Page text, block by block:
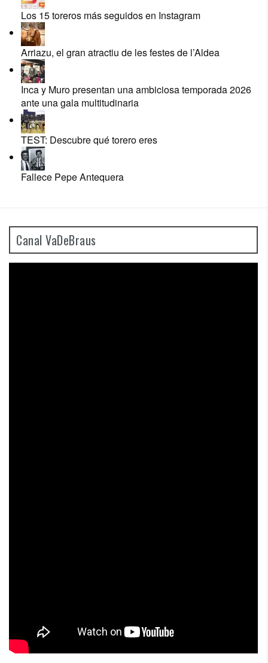
Los 15 toreros más seguidos en Instagram
Arriazu, el gran atractiu de les festes de l’Aldea
Inca y Muro presentan una ambiciosa temporada 2026
ante una gala multitudinaria
TEST: Descubre qué torero eres
Fallece Pepe Antequera
Canal VaDeBraus